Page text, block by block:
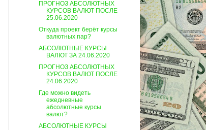
ПРОГНОЗ АБСОЛЮТНЫХ
КУРСОВ ВАЛЮТ ПОСЛЕ
25.06.2020
Откуда проект берёт курсы
валютных пар?
АБСОЛЮТНЫЕ КУРСЫ
ВАЛЮТ ЗА 24.06.2020
ПРОГНОЗ АБСОЛЮТНЫХ
КУРСОВ ВАЛЮТ ПОСЛЕ
24.06.2020
Где можно видеть
ежедневные
абсолютные курсы
валют?
АБСОЛЮТНЫЕ КУРСЫ